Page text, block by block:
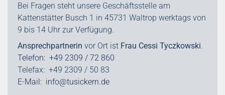
Bei Fragen steht unsere Geschäftsstelle am
Kattenstätter Busch 1 in 45731 Waltrop werktags von
9 bis 14 Uhr zur Verfügung.
Ansprechpartnerin vor Ort ist Frau Cessi Tyczkowski.
Telefon: +49 2309 / 72 860
Telefax: +49 2309 / 50 83
E-Mail: info@tusickern.de